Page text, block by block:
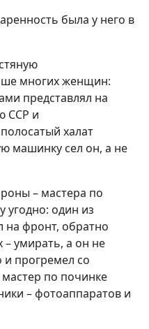
была у него в
многих женщин:
представлял на
ССР и
халат
машинку сел он, а не
– мастера по
угодно: один из
на фронт, обратно
– умирать, а он не
и прогремел со
по починке
– фотоаппаратов и